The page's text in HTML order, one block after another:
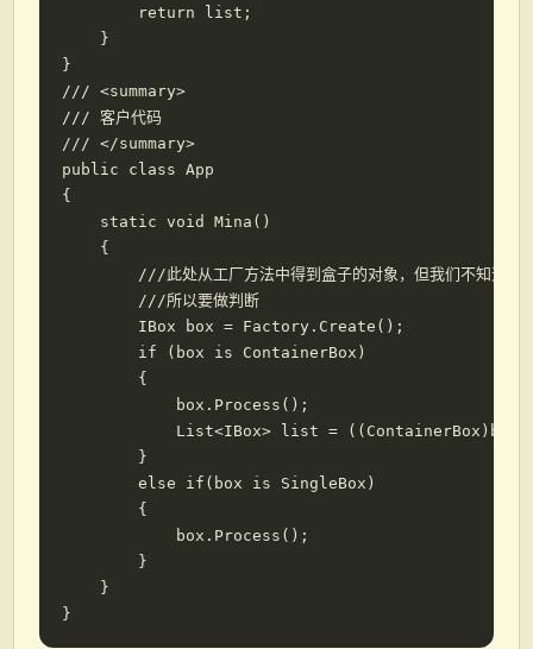
        return list;
    }
}
/// <summary>
/// 客户代码
/// </summary>
public class App
{
    static void Mina()
    {
///此处从工厂方法中得到盒子的对象，但我们不知
        ///所以要做判断
        IBox box = Factory.Create();
        if (box is ContainerBox)
        {
            box.Process();
List<IBox> list =
        }
        else if(box is SingleBox)
        {
            box.Process();
        }
    }